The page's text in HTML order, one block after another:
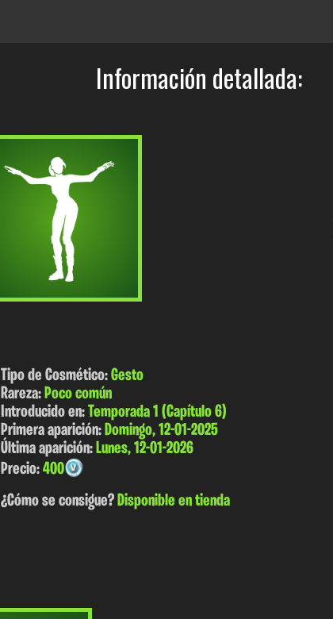
Información detallada:
Tipo de Cosmético:Gesto
Rareza:Poco común
Introducido en:Temporada 1 (Capítulo 6)
Primera aparición:Domingo, 12-01-2025
Última aparición:Lunes, 12-01-2026
Precio:400
¿Cómo se consigue?Disponible en tienda